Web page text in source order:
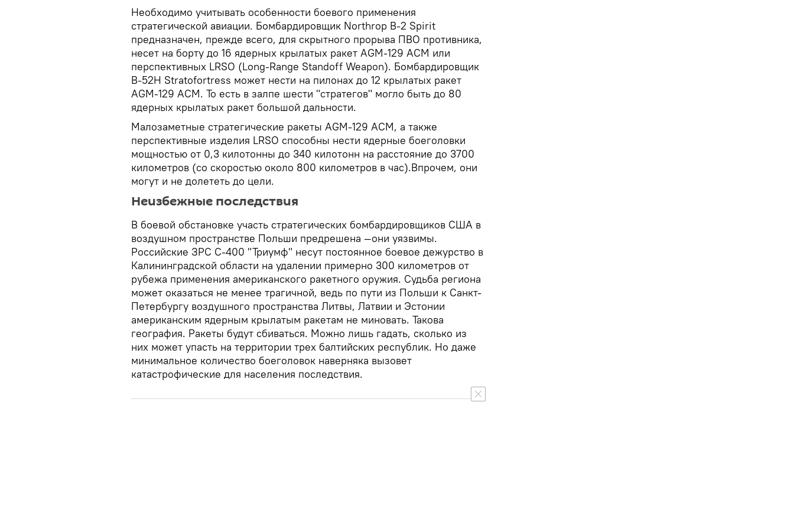
Необходимо учитывать особенности боевого применения
стратегической авиации. Бомбардировщик Northrop B-2 Spirit
предназначен, прежде всего, для скрытного прорыва ПВО противника,
несет на борту до 16 ядерных крылатых ракет AGM-129 ACM или
перспективных LRSO (Long-Range Standoff Weapon). Бомбардировщик
В-52Н Stratofortress может нести на пилонах до 12 крылатых ракет
AGM-129 ACM. То есть в залпе шести "стратегов" могло быть до 80
ядерных крылатых ракет большой дальности.
Малозаметные стратегические ракеты AGM-129 ACM, а также
перспективные изделия LRSO способны нести ядерные боеголовки
мощностью от 0,3 килотонны до 340 килотонн на расстояние до 3700
километров (со скоростью около 800 километров в час).Впрочем, они
могут и не долететь до цели.
Неизбежные последствия
В боевой обстановке участь стратегических бомбардировщиков США в
воздушном пространстве Польши предрешена —они уязвимы.
Российские ЗРС С-400 "Триумф" несут постоянное боевое дежурство в
Калининградской области на удалении примерно 300 километров от
рубежа применения американского ракетного оружия. Судьба региона
может оказаться не менее трагичной, ведь по пути из Польши к Санкт-
Петербургу воздушного пространства Литвы, Латвии и Эстонии
американским ядерным крылатым ракетам не миновать. Такова
география. Ракеты будут сбиваться. Можно лишь гадать, сколько из
них может упасть на территории трех балтийских республик. Но даже
минимальное количество боеголовок наверняка вызовет
катастрофические для населения последствия.